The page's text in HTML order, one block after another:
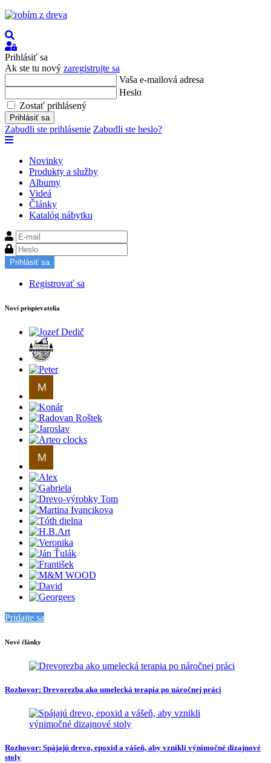
Prihlásiť
sa
Prihlásiť sa
Ak ste tu nový zaregistrujte sa
Vaša e-mailová adresa
Heslo
Zostať prihlásený
Prihlásiť sa
Zabudli ste prihlásenie Zabudli ste heslo?
Novinky
Produkty a služby
Albumy
Videá
Články
Katalóg nábytku
Prihlásiť sa
Registrovať sa
Noví prispievatelia
Pridajte sa
Nové články
Rozhovor: Drevorezba ako umelecká terapia po náročnej práci
Rozhovor: Spájajú drevo, epoxid a vášeň, aby vznikli výnimočné dizajnové
stoly